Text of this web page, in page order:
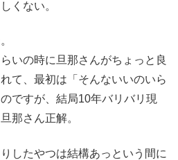
くない。
いの時に旦那さんがちょっと良
て、最初は「そんないいのいら
ですが、結局10年バリバリ現
那さん正解。
したやつは結構あっという間に